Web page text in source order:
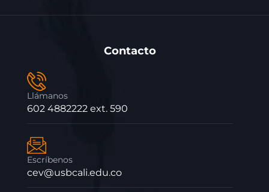
Contacto
Llámanos
602 4882222 ext. 590
Escríbenos
cev@usbcali.edu.co